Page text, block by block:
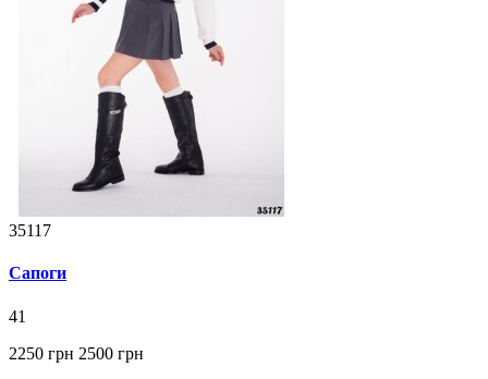
35117
Сапоги
41
2250 грн 2500 грн